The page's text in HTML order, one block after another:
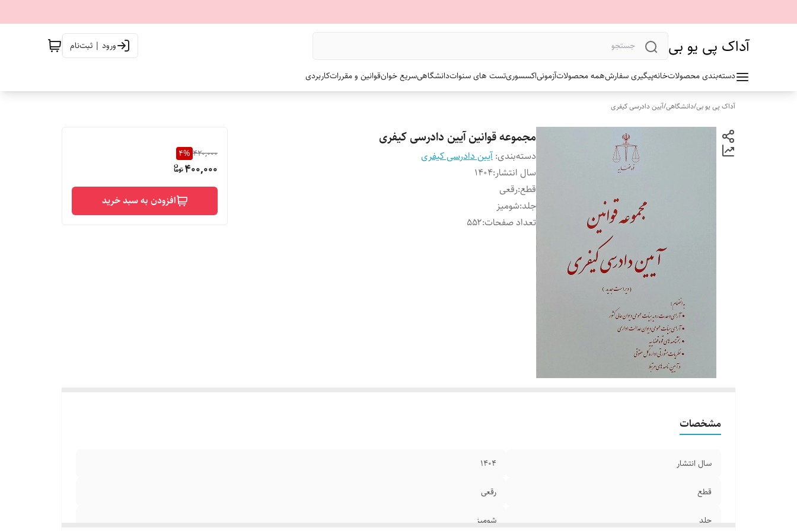
آداک پی یو بی ورود | ثبت‌نام
دسته‌بندی محصولاتخانهپیگیری سفارشهمه محصولاتآزمونیاکسسوریتست های سنواتدانشگاهیسریع خوانقوانین و مقرراتکاربردی
آداک پی یو بی/دانشگاهی/آیین دادرسی کیفری
مجموعه قوانین آیین دادرسی کیفری
دسته‌بندی: آیین دادرسی کیفری
سال انتشار:۱۴۰۴
قطع:رقعی
جلد:شومیز
تعداد صفحات:۵۵۲
420,000
4%
400,000
افزودن به سبد خرید
مشخصات
سال انتشار ۱۴۰۴
قطع رقعی
جلد شومیز